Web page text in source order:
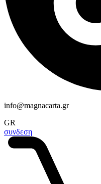
info@magnacarta.gr
GR
συνδεση